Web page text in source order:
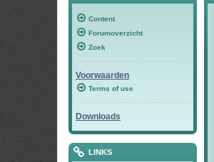
Content
Forumoverzicht
Zoek
Voorwaarden
Terms of use
Downloads
LINKS